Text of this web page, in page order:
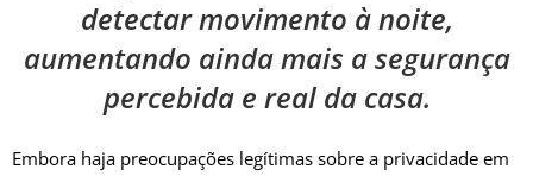
detectar movimento à noite,
aumentando ainda mais a segurança
percebida e real da casa.
Embora haja preocupações legítimas sobre a privacidade em